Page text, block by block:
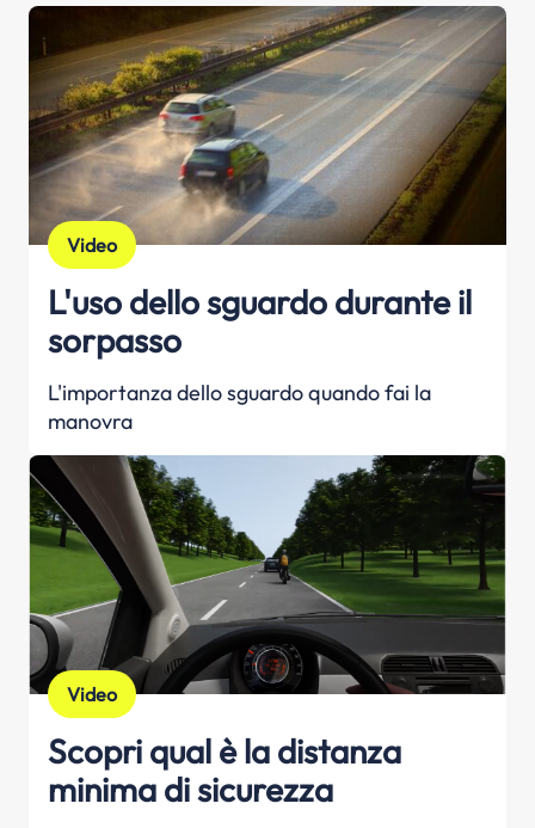
L'uso dello sguardo durante il
sorpasso
L'importanza dello sguardo quando fai la
manovra
Video
Scopri qual è la distanza
minima di sicurezza
Video